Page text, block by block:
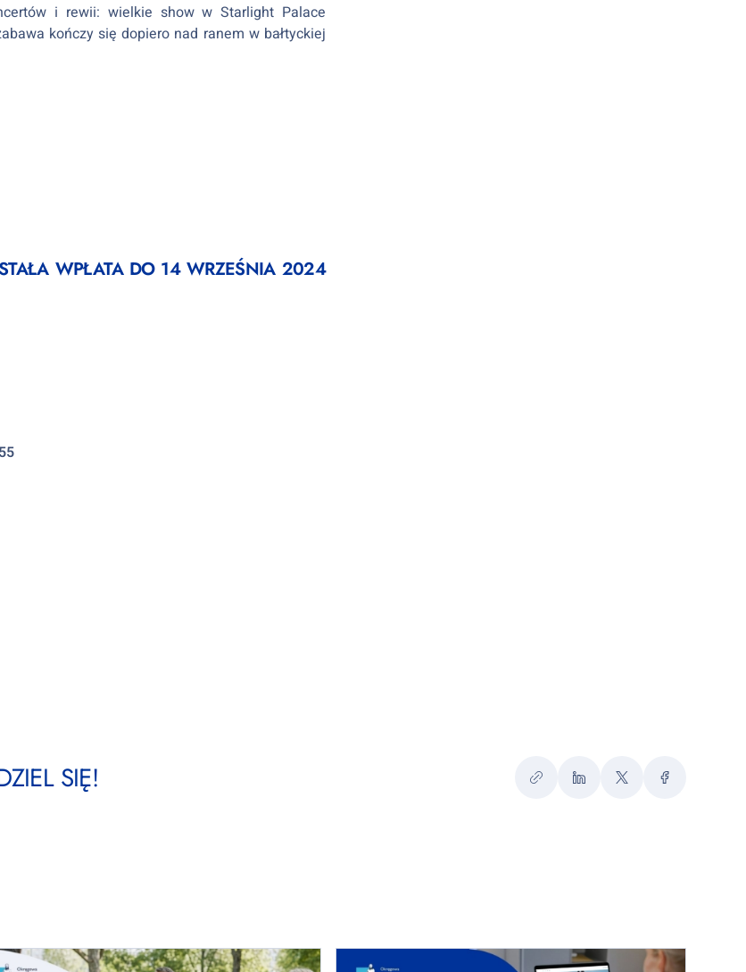
i rewii: wielkie show w Starlight Palace
kończy się dopiero nad ranem w bałtyckiej
WPŁATA DO 14 WRZEŚNIA 2024
SIĘ! KopiujLinkedInTwitterFacebook